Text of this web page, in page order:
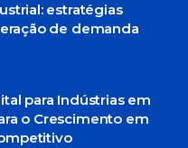
estratégias
de demanda
para Indústrias em
o Crescimento em